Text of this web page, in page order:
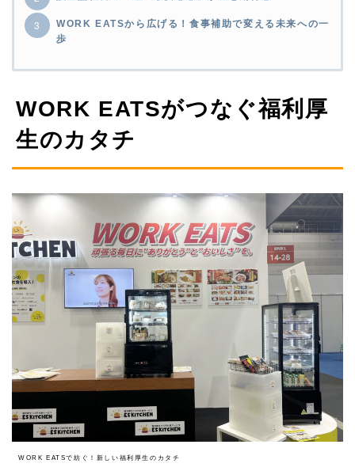
WORK EATSから広げる！食事補助で変える未来への一
歩
WORK EATSがつなぐ福利厚
生のカタチ
WORK EATSで紡ぐ！新しい福利厚生のカタチ